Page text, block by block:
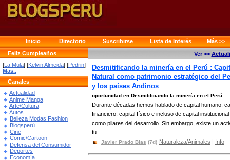
Inicio Directorio Suscribirse Lista de Interés
Más >>
Feliz Cumpleaños
[La Mula] [Kelvin Almeida] [Pedrin]
Mas..
Canales
Actualidad
Anime Manga
Arte/Cultura
Autos
Belleza Modas Fashion
Blogsperú
Cine
Comic/Cartoon
Defensa del Consumidor
Deportes
Economía
Ver >>
Desmitificando la minería en el Perú :
Natural como patrimonio estratégico del
y los países Andinos
oportunidad en Desmitificando la minería en el Perú
Durante décadas hemos hablado de capital humano,
financiero, capital físico e incluso de capital institucional
como pilares del desarrollo. Sin embargo, existe un
fu...
Javier Prado Blas (7d) Naturaleza/Animales | Info